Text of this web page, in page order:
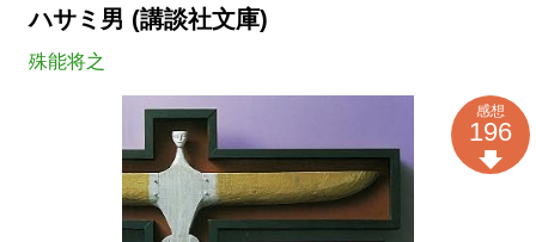
ハサミ男 (講談社文庫)
殊能将之
感想
196